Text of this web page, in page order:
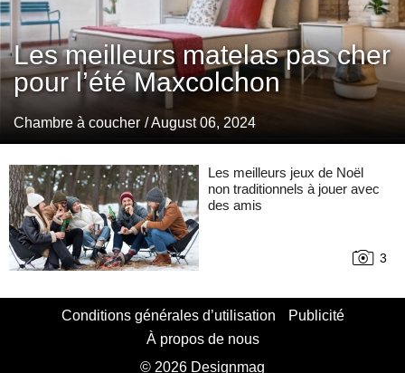
Les meilleurs matelas pas cher
pour l’été Maxcolchon
Chambre à coucher / August 06, 2024
Les meilleurs jeux de Noël
non traditionnels à jouer avec
des amis
3
Conditions générales d’utilisation
Publicité
À propos de nous
© 2026 Designmag